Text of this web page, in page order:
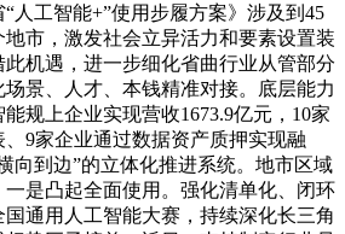
人工智能+”使用步履方案》涉及到45
市，激发社会立异活力和要素设置装
机遇，进一步细化省曲行业从管部分
景、人才、本钱精准对接。底层能力
规上企业实现营收1673.9亿元，10家
9家企业通过数据资产质押实现融
向到边”的立体化推进系统。地市区域
是凸起全面使用。强化清单化、闭环
通用人工智能大赛，持续深化长三角